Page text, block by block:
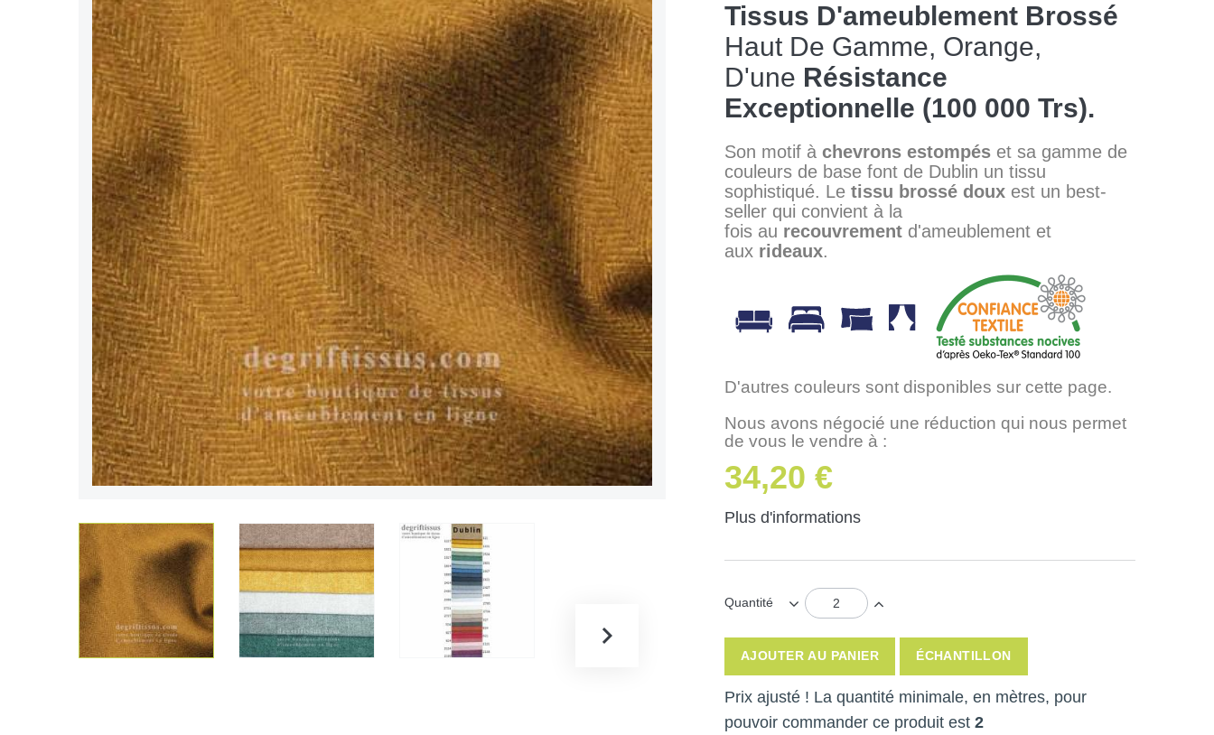
Tissus D'ameublement Brossé
Haut De Gamme, Orange,
D'une Résistance
Exceptionnelle (100 000 Trs).
Son motif à chevrons estompéset sa gamme de
couleurs de base font de Dublin un tissu
sophistiqué. Le tissu brossé douxest un best-
seller qui convient à la
fois au recouvrementd'ameublement et
aux rideaux.
D'autres couleurs sont disponibles sur cette page.
Nous avons négocié une réduction qui nous permet
de vous le vendre à :
34,20 €
Plus d'informations
Quantité
AJOUTER AU PANIER ÉCHANTILLON
Prix ajusté ! La quantité minimale, en mètres, pour
pouvoir commander ce produit est 2